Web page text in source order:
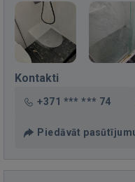
Kontakti
+371 *** *** 74
Piedāvāt